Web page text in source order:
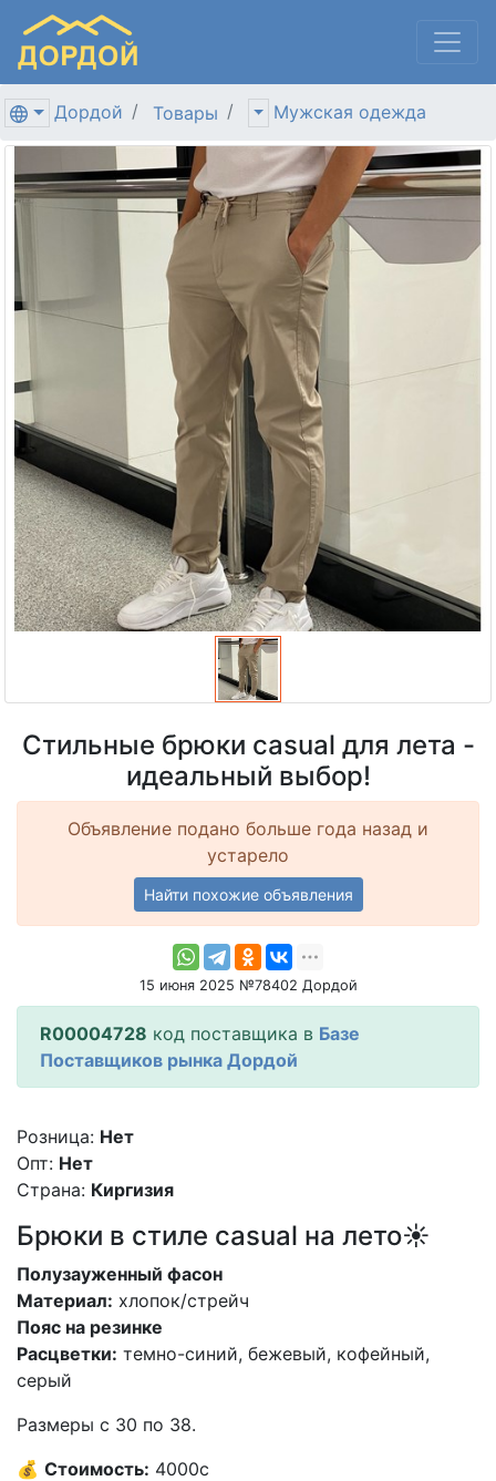
Дордой Товары Мужская одежда
Стильные брюки casual для лета -
идеальный выбор!
Объявление подано больше года назад и
устарело
Найти похожие объявления
15 июня 2025 №78402 Дордой
R00004728 код поставщика в Базе
Поставщиков рынка Дордой
Розница: Нет
Опт: Нет
Страна: Киргизия
Брюки в стиле casual на лето☀️
Полузауженный фасон
Материал: хлопок/стрейч
Пояс на резинке
Расцветки: темно-синий, бежевый, кофейный,
серый
Размеры с 30 по 38.
💰 Стоимость: 4000с